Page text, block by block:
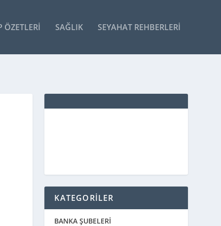
ÖZETLERI SAĞLIK SEYAHAT REHBERLERI
KATEGORİLER
BANKA ŞUBELERİ